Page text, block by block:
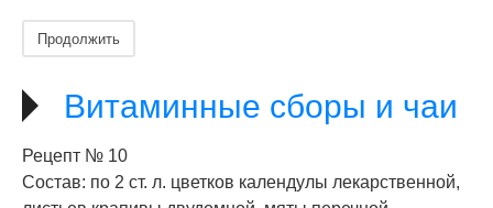
Продолжить
Витаминные сборы и чаи
Рецепт № 10
Состав: по 2 ст. л. цветков календулы лекарственной,